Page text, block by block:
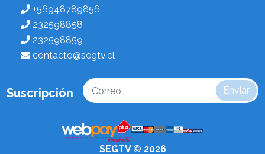
+56948789856
232598858
232598859
contacto@segtv.cl
Suscripción Enviar
SEGTV © 2026